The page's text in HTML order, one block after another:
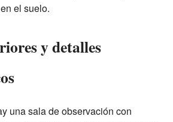
el suelo.
y detalles
una sala de observación con